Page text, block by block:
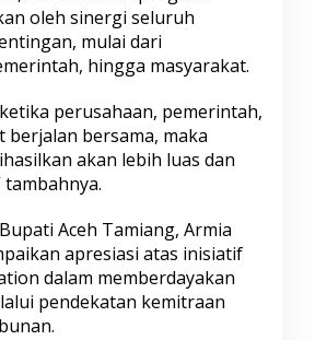
oleh sinergi seluruh
mulai dari
hingga masyarakat.
perusahaan, pemerintah,
berjalan bersama, maka
akan lebih luas dan
Aceh Tamiang, Armia
apresiasi atas inisiatif
dalam memberdayakan
pendekatan kemitraan